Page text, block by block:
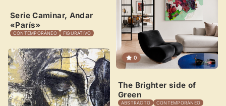
Serie Caminar, Andar
«París»
CONTEMPORÁNEO FIGURATIVO
0
The Brighter side of
Green
ABSTRACTO CONTEMPORÁNEO
Administra tu Espacio de Arte
Crea eventos y noticias
Sigue las visitas de tus obras
Crear cuenta y abrir mi Panel Explorar obras